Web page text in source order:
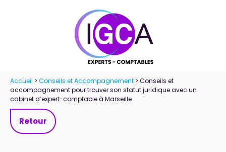
Accueil > Conseils et Accompagnement > Conseils et
accompagnement pour trouver son statut juridique avec un
cabinet d’expert-comptable à Marseille
Retour